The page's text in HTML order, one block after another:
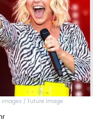
/ Future Image